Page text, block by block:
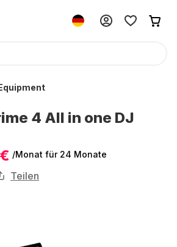
4 All in one DJ
/Monat für 24 Monate
Teilen